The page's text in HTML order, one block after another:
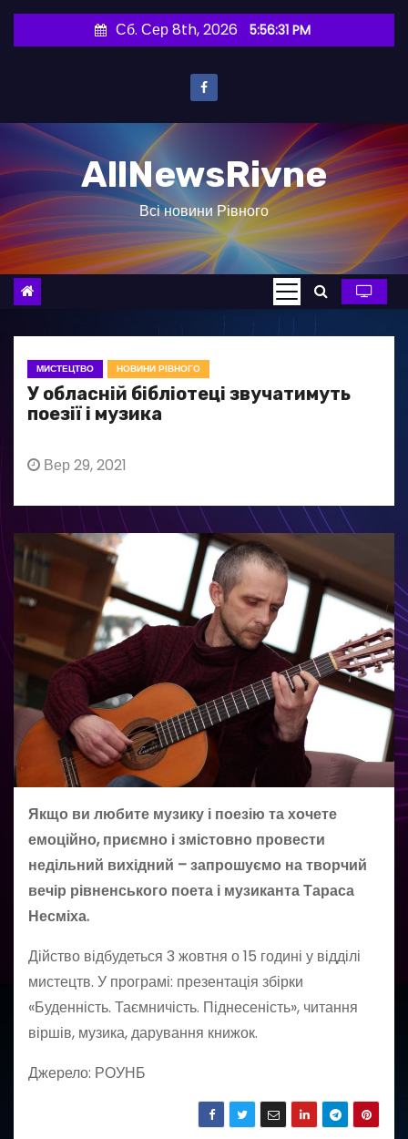
и
о
в
Сб. Сер 8th, 2026 5:56:32 PM
AllNewsRivne
Всі новини Рівного
МИСТЕЦТВО НОВИНИ РІВНОГО
У обласній бібліотеці звучатимуть
поезії і музика
Вер 29, 2021
Якщо ви любите музику і поезію та хочете
емоційно, приємно і змістовно провести
недільний вихідний – запрошуємо на творчий
вечір рівненського поета і музиканта Тараса
Несміха.
Дійство відбудеться 3 жовтня о 15 годині у відділі
мистецтв. У програмі: презентація збірки
«Буденність. Таємничість. Піднесеність», читання
віршів, музика, дарування книжок.
Джерело: РОУНБ